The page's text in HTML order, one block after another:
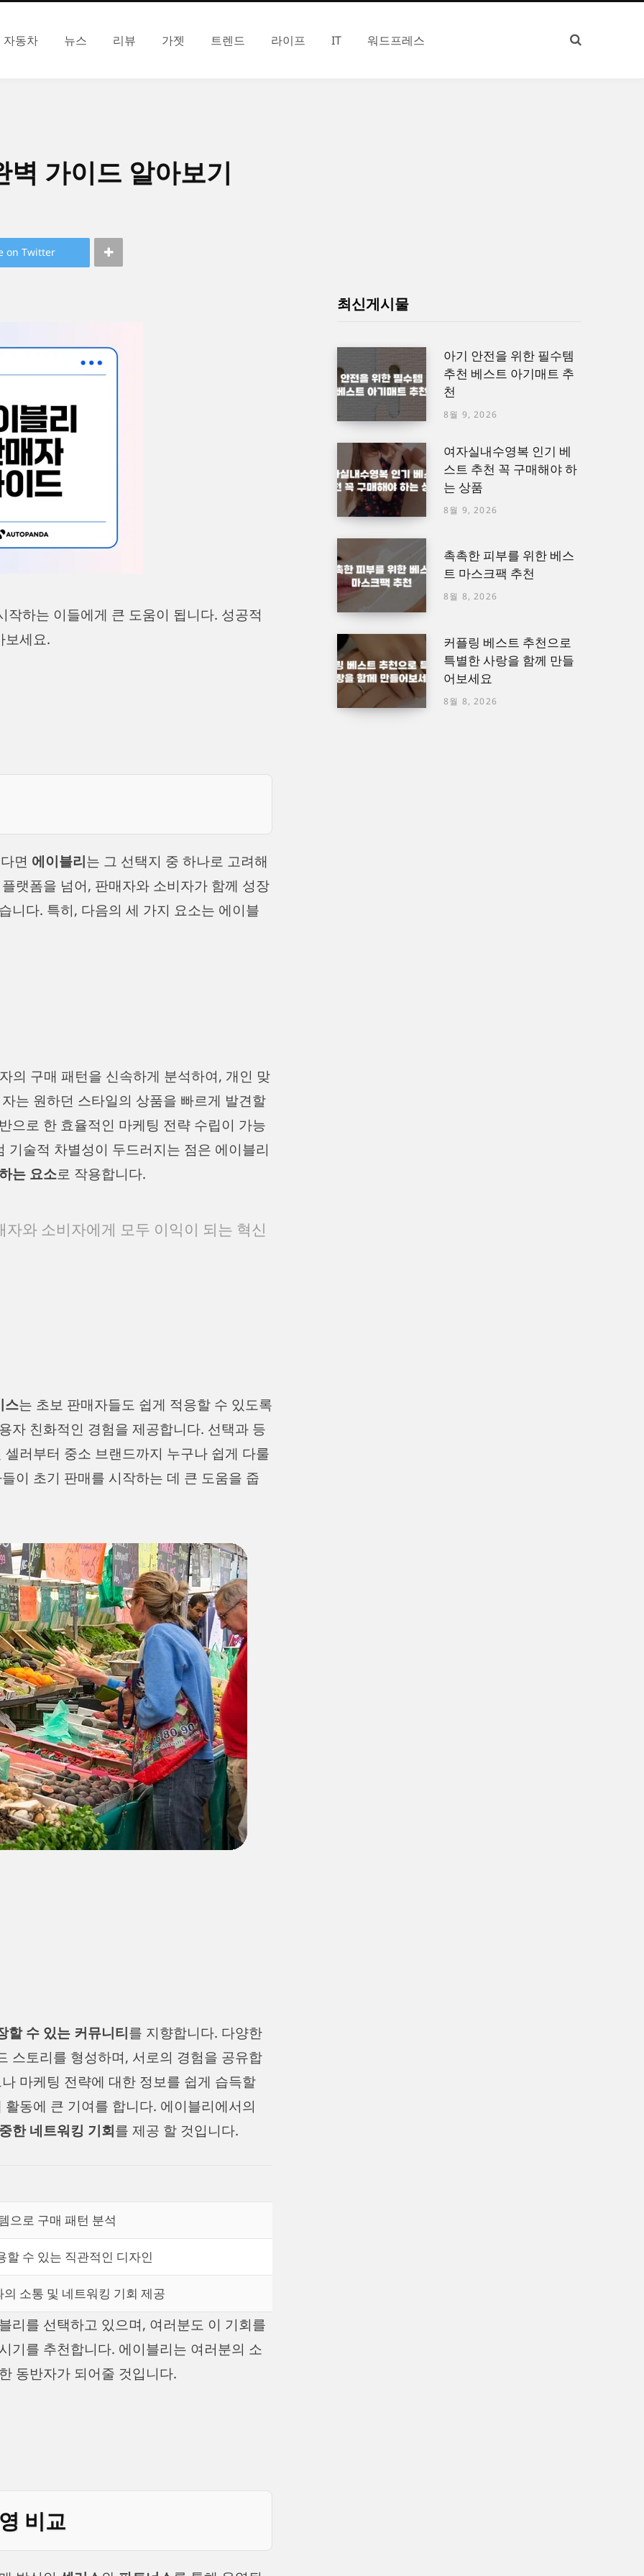
자동차 뉴스 리뷰 가젯 트렌드 라이프 IT 워드프레스
가이드 알아보기
on Twitter
하는 이들에게 큰 도움이 됩니다. 성공적
보세요.
면 에이블리는 그 선택지 중 하나로 고려해
랫폼을 넘어, 판매자와 소비자가 함께 성장
니다. 특히, 다음의 세 가지 요소는 에이블
의 구매 패턴을 신속하게 분석하여, 개인 맞
는 원하던 스타일의 상품을 빠르게 발견할
으로 한 효율적인 마케팅 전략 수립이 가능
술적 차별성이 두드러지는 점은 에이블리
는 요소로 작용합니다.
와 소비자에게 모두 이익이 되는 혁신
스는 초보 판매자들도 쉽게 적응할 수 있도록
자 친화적인 경험을 제공합니다. 선택과 등
러부터 중소 브랜드까지 누구나 쉽게 다룰
이 초기 판매를 시작하는 데 큰 도움을 줍
할 수 있는 커뮤니티를 지향합니다. 다양한
스토리를 형성하며, 서로의 경험을 공유합
마케팅 전략에 대한 정보를 쉽게 습득할
동에 큰 기여를 합니다. 에이블리에서의
한 네트워킹 기회를 제공 할 것입니다.
으로 구매 패턴 분석
할 수 있는 직관적인 디자인
소통 및 네트워킹 기회 제공
리를 선택하고 있으며, 여러분도 이 기회를
기를 추천합니다. 에이블리는 여러분의 소
동반자가 되어줄 것입니다.
비교
최신게시물
아기 안전을 위한 필수템
추천 베스트 아기매트 추
천
8월 9, 2026
여자실내수영복 인기 베
스트 추천 꼭 구매해야 하
는 상품
8월 9, 2026
촉촉한 피부를 위한 베스
트 마스크팩 추천
8월 8, 2026
커플링 베스트 추천으로
특별한 사랑을 함께 만들
어보세요
8월 8, 2026